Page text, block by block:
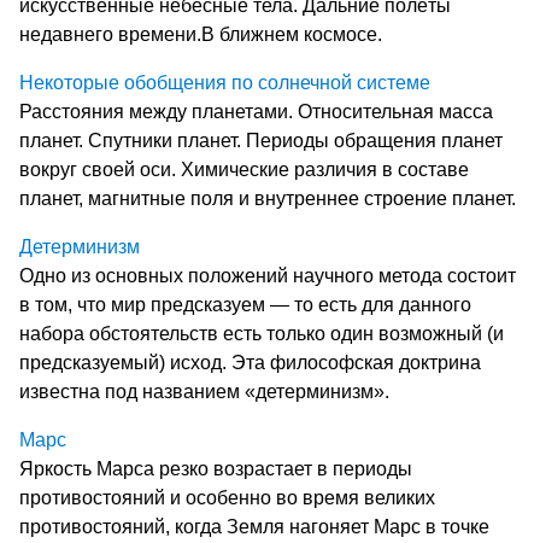
искусственные небесные тела. Дальние полёты
недавнего времени.В ближнем космосе.
Некоторые обобщения по солнечной системе
Расстояния между планетами. Относительная масса
планет. Спутники планет. Периоды обращения планет
вокруг своей оси. Химические различия в составе
планет, магнитные поля и внутреннее строение планет.
Детерминизм
Одно из основных положений научного метода состоит
в том, что мир предсказуем — то есть для данного
набора обстоятельств есть только один возможный (и
предсказуемый) исход. Эта философская доктрина
известна под названием «детерминизм».
Марс
Яркость Марса резко возрастает в периоды
противостояний и особенно во время великих
противостояний, когда Земля нагоняет Марс в точке